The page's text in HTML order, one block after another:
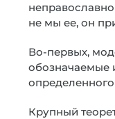
не мы ее, он
Во-первых,
обозначаемые
Крупный